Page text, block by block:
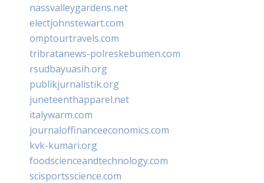
nassvalleygardens.net
electjohnstewart.com
omptourtravels.com
tribratanews-polreskebumen.com
rsudbayuasih.org
publikjurnalistik.org
juneteenthapparel.net
italywarm.com
journaloffinanceeconomics.com
kvk-kumari.org
foodscienceandtechnology.com
scisportsscience.com